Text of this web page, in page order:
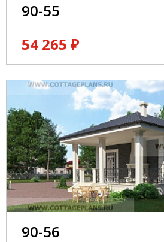
90-55
54 265 ₽
90-56